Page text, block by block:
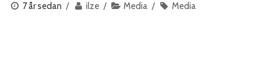
7 år sedan ilze Media Media